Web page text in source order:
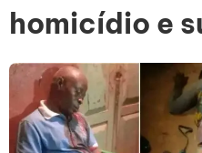
homicídio e